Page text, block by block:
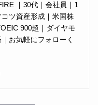
｜30代｜会社員｜1
ツ資産形成｜米国株
900超｜ダイヤモ
お気軽にフォローく